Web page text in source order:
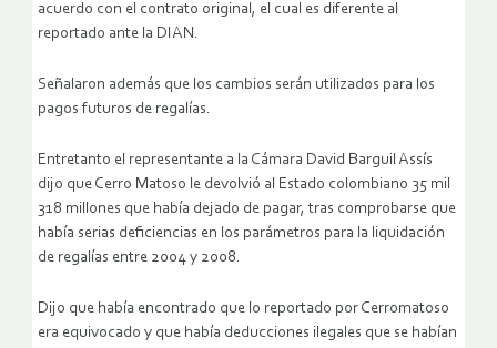
acuerdo con el contrato original, el cual es diferente al
reportado ante la DIAN.
Señalaron además que los cambios serán utilizados para los
pagos futuros de regalías.
Entretanto el representante a la Cámara David Barguil Assís
dijo que Cerro Matoso le devolvió al Estado colombiano 35 mil
318 millones que había dejado de pagar, tras comprobarse que
había serias deficiencias en los parámetros para la liquidación
de regalías entre 2004 y 2008.
Dijo que había encontrado que lo reportado por Cerromatoso
era equivocado y que había deducciones ilegales que se habían